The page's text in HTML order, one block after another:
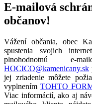
E-mailová
občanov!
Vážení občania, obec
spustenia svojich
plnohodnotnú
HOCICO@kamenicany.sk
jej zriadenie môžete
vyplnenímTOHTO
Viac informácií, ako aj